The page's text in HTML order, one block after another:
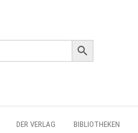
Search Button
DER VERLAG BIBLIOTHEKEN